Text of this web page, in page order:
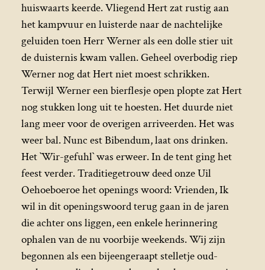
huiswaarts keerde. Vliegend Hert zat rustig aan
het kampvuur en luisterde naar de nachtelijke
geluiden toen Herr Werner als een dolle stier uit
de duisternis kwam vallen. Geheel overbodig riep
Werner nog dat Hert niet moest schrikken.
Terwijl Werner een bierflesje open plopte zat Hert
nog stukken long uit te hoesten. Het duurde niet
lang meer voor de overigen arriveerden. Het was
weer bal. Nunc est Bibendum, laat ons drinken.
Het `Wir-gefuhl` was erweer. In de tent ging het
feest verder. Traditiegetrouw deed onze Uil
Oehoeboeroe het openings woord: Vrienden, Ik
wil in dit openingswoord terug gaan in de jaren
die achter ons liggen, een enkele herinnering
ophalen van de nu voorbije weekends. Wij zijn
begonnen als een bijeengeraapt stelletje oud-